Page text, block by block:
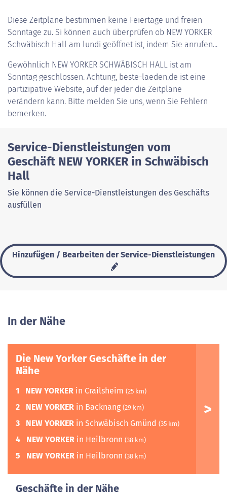
Diese Zeitpläne bestimmen keine Feiertage und freien
Sonntage zu. Si können auch überprüfen ob NEW YORKER
Schwäbisch Hall am lundi geöffnet ist, indem Sie anrufen...
Gewöhnlich NEW YORKER SCHWÄBISCH HALL ist am
Sonntag geschlossen. Achtung, beste-laeden.de ist eine
partizipative Website, auf der jeder die Zeitpläne
verändern kann. Bitte melden Sie uns, wenn Sie Fehlern
bemerken.
Service-Dienstleistungen vom
Geschäft NEW YORKER in Schwäbisch
Hall
Sie können die Service-Dienstleistungen des Geschäfts
ausfüllen
Hinzufügen / Bearbeiten der Service-Dienstleistungen
In der Nähe
Die New Yorker Geschäfte in der
Nähe
1 NEW YORKER in Crailsheim (25 km)
2 NEW YORKER in Backnang (29 km)
3 NEW YORKER in Schwäbisch Gmünd (35 km)
4 NEW YORKER in Heilbronn (38 km)
5 NEW YORKER in Heilbronn (38 km)
Geschäfte in der Nähe